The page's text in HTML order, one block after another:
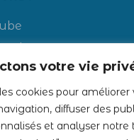
votre vie
cookies pour améliorer
diffuser des
et analyser notre